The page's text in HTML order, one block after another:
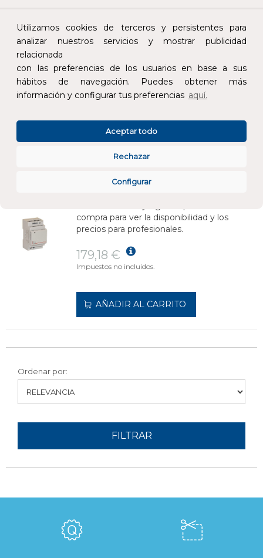
Utilizamos cookies de terceros y persistentes para
analizar nuestros servicios y mostrar publicidad
relacionada
con las preferencias de los usuarios en base a sus
hábitos de navegación. Puedes obtener más
información y configurar tus preferencias aquí.
Configurar
Rechazar
Aceptar todo
Añade al carrito y sigue el proceso de
compra para ver la disponibilidad y los
precios para profesionales.
533,16 €
Impuestos no incluidos.
AÑADIR AL CARRITO
compra para ver la disponibilidad y los
precios para profesionales.
179,18 €
Impuestos no incluidos.
AÑADIR AL CARRITO
Ordenar por:
FILTRAR